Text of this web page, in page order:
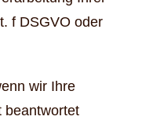
f DSGVO oder
wir Ihre
beantwortet